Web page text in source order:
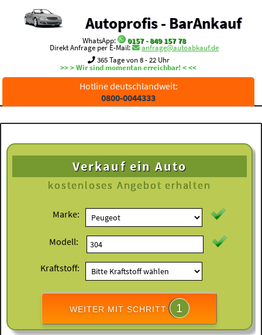
Autoprofis - BarAnkauf
WhatsApp:
0157 - 849 157 78
Direkt Anfrage per E-Mail:
anfrage@autoabkauf.de
365 Tage von 8 - 22 Uhr
>> > Wir sind momentan erreichbar! < <<
Hotline deutschlandweit:
0800-0044333
Verkauf ein Auto
kostenloses Angebot erhalten
Marke:
Modell:
Kraftstoff:
WEITER MIT SCHRITT 1